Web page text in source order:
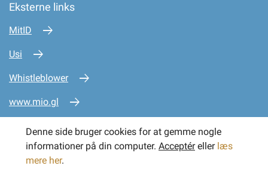
Eksterne links
MitID
Usi
Whistleblower
www.mio.gl
www.sullissivik.gl
Denne side bruger cookies for at gemme nogle
informationer på din computer. Acceptéreller læs
mere her.